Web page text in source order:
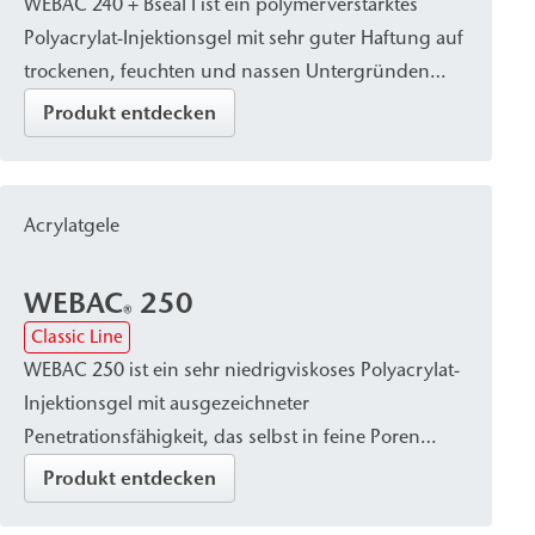
Horizontalsperren.
Polyacrylat-Injektionsgel mit sehr guter Haftung auf
trockenen, feuchten und nassen Untergründen
sowie auf Folien und Membranen. Nach der
Aushärtung bleibt das Gel formstabil und zeigt
Abdichtung von Dehnungsfugen, beschädigter
Abdichtung von Ringspalten bei
Tübbingbauweise.
Produkt entdecken
Acrylatgele
WEBAC® 250
Classic Line
WEBAC 250 ist ein sehr niedrigviskoses Polyacrylat-
Injektionsgel mit ausgezeichneter
Penetrationsfähigkeit, das selbst in feine Poren
mineralischer Untergründe eindringt. Nach der
Reaktion härtet es zu einem wasserdichten,
Produkt entdecken